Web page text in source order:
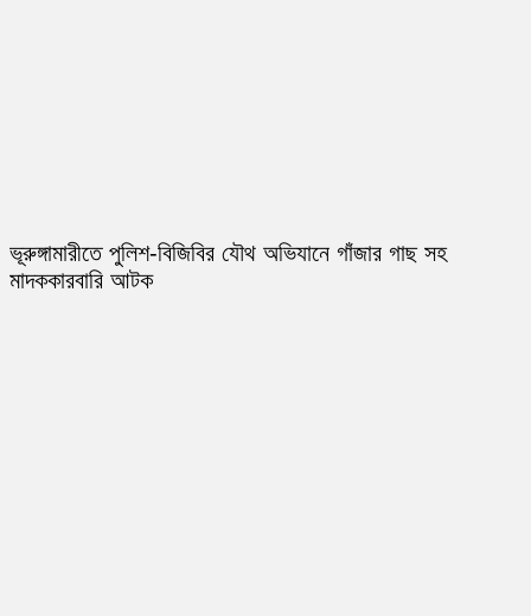
ভূরুঙ্গামারীতে পুলিশ-বিজিবির যৌথ অভিযানে গাঁজার গাছ সহ
মাদককারবারি আটক